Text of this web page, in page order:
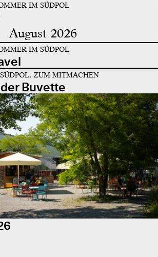
IM SÜDPOL
August 2026
IM SÜDPOL
ZUM MITMACHEN
Buvette